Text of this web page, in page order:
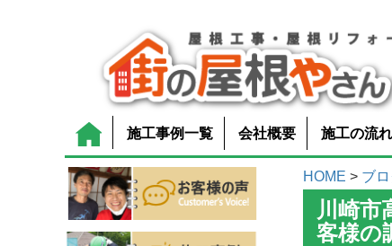
施工事例一覧 会社概要 施工の流れ
HOME > ブ
川崎市
客様の